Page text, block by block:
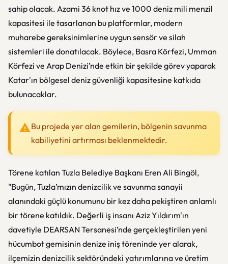
sahip olacak. Azami 36 knot hız ve 1000 deniz mili menzil
kapasitesi ile tasarlanan bu platformlar, modern
muharebe gereksinimlerine uygun sensör ve silah
sistemleri ile donatılacak. Böylece, Basra Körfezi, Umman
Körfezi ve Arap Denizi’nde etkin bir şekilde görev yaparak
Katar'ın bölgesel deniz güvenliği kapasitesine katkıda
bulunacaklar.
Bu projede yer alan gemilerin, bölgenin savunma
kabiliyetini artırması beklenmektedir.
Törene katılan Tuzla Belediye Başkanı Eren Ali Bingöl,
"Bugün, Tuzla’mızın denizcilik ve savunma sanayii
alanındaki güçlü konumunu bir kez daha pekiştiren anlamlı
bir törene katıldık. Değerli iş insanı Aziz Yıldırım'ın
davetiyle DEARSAN Tersanesi’nde gerçekleştirilen yeni
hücumbot gemisinin denize iniş töreninde yer alarak,
ilçemizin denizcilik sektöründeki yatırımlarına ve üretim